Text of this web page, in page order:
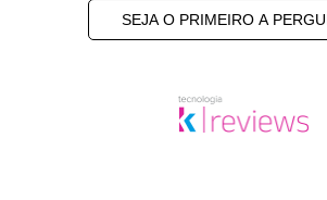
SEJA O PRIMEIRO A